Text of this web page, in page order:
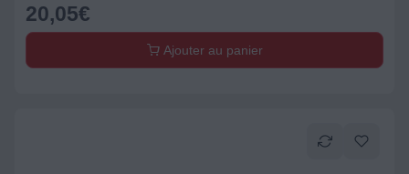
20,05€
Ajouter au panier